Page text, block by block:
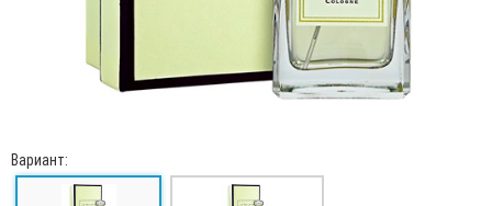
Вариант: